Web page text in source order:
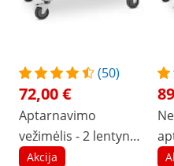
(50)
72,00 €
Aptarnavimo
vežimėlis - 2 lentynos
- iki 150 kg
Akcija